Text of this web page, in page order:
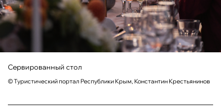
Сервированный стол
© Туристический портал Республики Крым, Константин Крестьянинов